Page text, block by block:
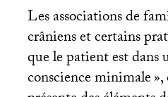
Les associations de
crâniens et certains
que le patient est dans
conscience minimale